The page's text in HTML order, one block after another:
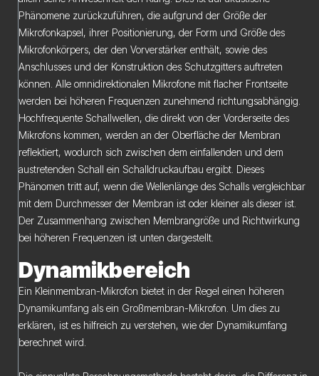
Phänomene zurückzuführen, die aufgrund der Größe der
Mikrofonkapsel, ihrer Positionierung, der Form und Größe des
Mikrofonkörpers, der den Vorverstärker enthält, sowie des
Anschlusses und der Konstruktion des Schutzgitters auftreten
können. Alle omnidirektionalen Mikrofone mit flacher Frontseite
werden bei höheren Frequenzen zunehmend richtungsabhängig.
Hochfrequente Schallwellen, die direkt von der Vorderseite des
Mikrofons kommen, werden an der Oberfläche der Membran
reflektiert, wodurch sich zwischen dem einfallenden und dem
austretenden Schall ein Schalldruckaufbau ergibt. Dieses
Phänomen tritt auf, wenn die Wellenlänge des Schalls vergleichbar
mit dem Durchmesser der Membran ist oder kleiner als dieser ist.
Der Zusammenhang zwischen Membrangröße und Richtwirkung
bei höheren Frequenzen ist unten dargestellt.
Dynamikbereich
Ein Kleinmembran-Mikrofon bietet in der Regel einen höheren
Dynamikumfang als ein Großmembran-Mikrofon. Um dies zu
erklären, ist es hilfreich zu verstehen, wie der Dynamikumfang
berechnet wird.